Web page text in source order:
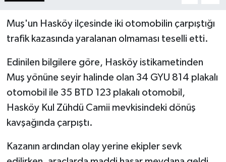
Muş'un Hasköy ilçesinde iki otomobilin çarpıştığı
trafik kazasında yaralanan olmaması teselli etti.
Edinilen bilgilere göre, Hasköy istikametinden
Muş yönüne seyir halinde olan 34 GYU 814 plakalı
otomobil ile 35 BTD 123 plakalı otomobil,
Hasköy Kul Zühdü Camii mevkisindeki dönüş
kavşağında çarpıştı.
Kazanın ardından olay yerine ekipler sevk